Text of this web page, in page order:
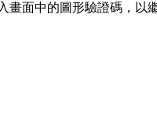
畫面中的圖形驗證碼，以